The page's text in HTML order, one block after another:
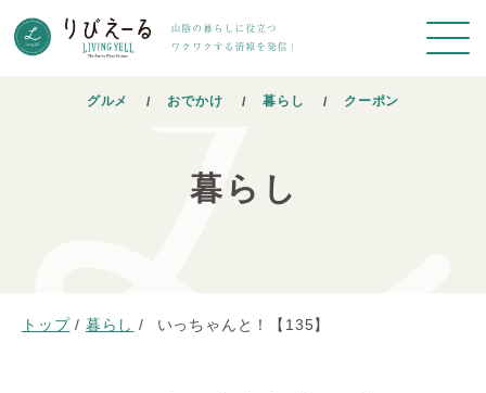
グルメ おでかけ 暮らし クーポン
暮らし
トップ / 暮らし / いっちゃんと！【135】